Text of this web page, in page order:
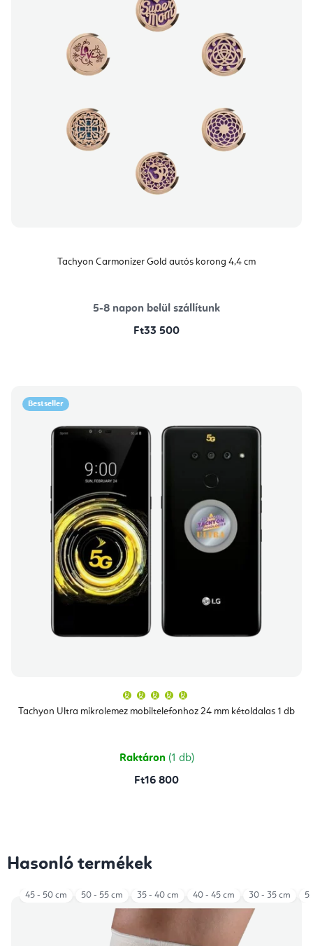
Tachyon Carmonizer Gold autós korong 4,4 cm
5-8 napon belül szállítunk
Ft33 500
Bestseller
Tachyon Ultra mikrolemez mobiltelefonhoz 24 mm kétoldalas 1 db
átlagos
értékelése
csillag.
Raktáron (1 db)
Ft16 800
Hasonló termékek
45 - 50 cm 50 - 55 cm 35 - 40 cm 40 - 45 cm 30 - 35 cm